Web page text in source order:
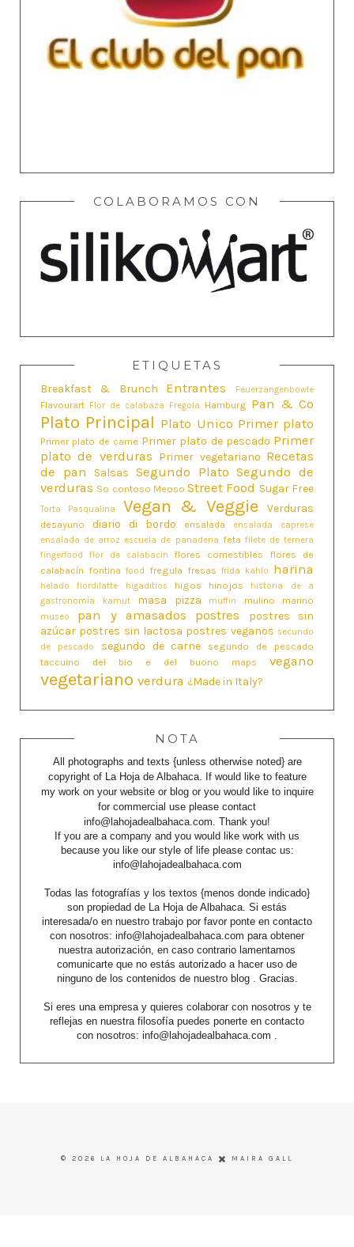
COLABORAMOS CON
ETIQUETAS
Breakfast & Brunch Entrantes Feuerzangenbowle
Flavourart Flor de calabaza Fregola Hamburg Pan & Co
Plato Principal Plato Unico Primer plato
Primer plato de carne Primer plato de pescado Primer
plato de verduras Primer vegetariano Recetas
de pan
Salsas Segundo Plato Segundo de
verduras So contoso Meoso Street Food Sugar Free
Torta Pasqualina Vegan & Veggie Verduras
desayuno diario di bordo ensalada
ensalada caprese
ensalada de arroz escuela de panaderia feta filete de ternera
fingerfood
flor de calabacin flores comestibles
flores de
calabacín fontina food fregula fresas frida kahlo harina
helado fiordilatte higaditios higos hinojos
historia de a
gastronomía
kamut masa pizza muffin mulino marino
museo pan y amasados postres
postres sin
azúcar postres sin lactosa postres veganos secundo
de pescado
segundo de carne
segundo de pescado
taccuino del bio e del buono maps
vegano
vegetariano verdura ¿Made in Italy?
NOTA
All photographs and texts {unless otherwise noted} are
copyright of La Hoja de Albahaca. If would like to feature
my work on your website or blog or you would like to inquire
for commercial use please contact
info@lahojadealbahaca.com. Thank you!
If you are a company and you would like work with us
because you like our style of life please contac us:
info@lahojadealbahaca.com
Todas las fotografías y los textos {menos donde indicado}
son propiedad de La Hoja de Albahaca. Si estás
interesada/o en nuestro trabajo por favor ponte en contacto
con nosotros: info@lahojadealbahaca.com para obtener
nuestra autorización, en caso contrario lamentamos
comunicarte que no estás autorizado a hacer uso de
ninguno de los contenidos de nuestro blog . Gracias.
Si eres una empresa y quieres colaborar con nosotros y te
reflejas en nuestra filosofía puedes ponerte en contacto
con nosotros: info@lahojadealbahaca.com .
© 2026 LA HOJA DE ALBAHACA MAIRA GALL